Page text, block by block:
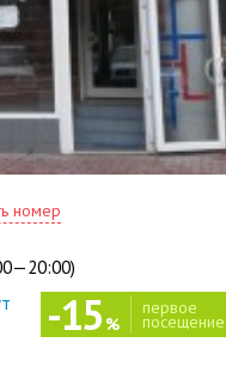
529
номер
-15 %
первое
посещение